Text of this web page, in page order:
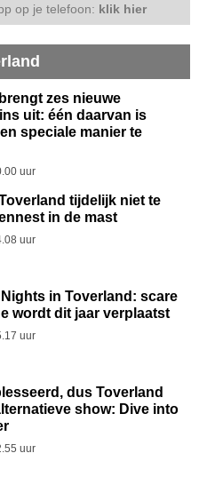
op je telefoon: klik hier
zes nieuwe
uit: één daarvan is
speciale manier te
uur
tijdelijk niet te
in de mast
uur
in Toverland: scare
wordt dit jaar verplaatst
uur
dus Toverland
show: Dive into
uur